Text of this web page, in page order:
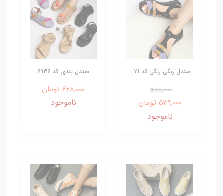
صندل رنگی رنگی کد 71...
598,000
539,000 تومان
ناموجود
صندل بندی کد 6936
628,000 تومان
ناموجود